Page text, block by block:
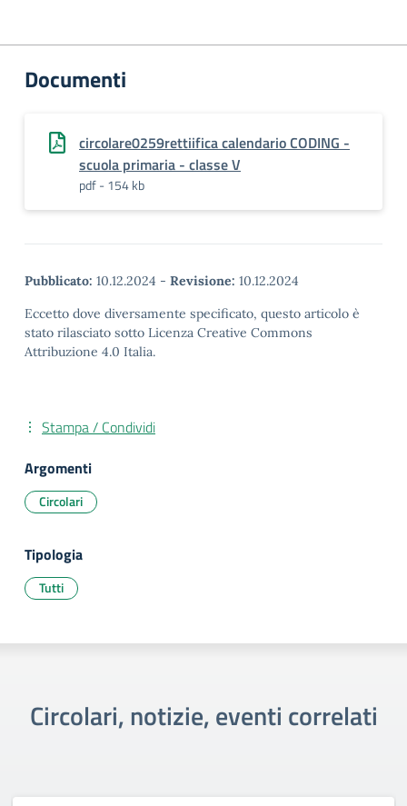
Documenti
circolare0259rettiifica calendario CODING -
scuola primaria - classe V
pdf - 154 kb
Pubblicato: 10.12.2024 - Revisione: 10.12.2024
Eccetto dove diversamente specificato, questo articolo è
stato rilasciato sotto Licenza Creative Commons
Attribuzione 4.0 Italia.
Stampa / Condividi
Argomenti
Circolari
Tipologia
Tutti
Circolari, notizie, eventi correlati